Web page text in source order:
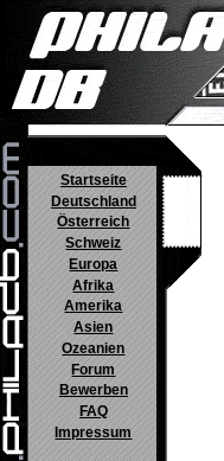
Startseite
Deutschland
Österreich
Schweiz
Europa
Afrika
Amerika
Asien
Ozeanien
Forum
Bewerben
FAQ
Impressum